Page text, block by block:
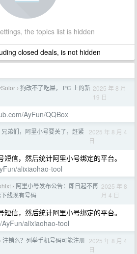
the topics list is hidden
closed deals, is not hidden
› 狗改不了吃屎， PC 上的新 2025 年 8 月
19 日
AyFun/QQBox
兄弟们，阿里小号要关了，赶紧
2025 年 8 月 4
日
信，然后统计阿里小号绑定的平台。
alixiaohao-tool
› 阿里小号发布公告：即日起不再
线现有号码
2025 年 8
月 4 日
信，然后统计阿里小号绑定的平台。
alixiaohao-tool
› 注销么？列举手机号码可能注册 2025 年 8 月 4
日